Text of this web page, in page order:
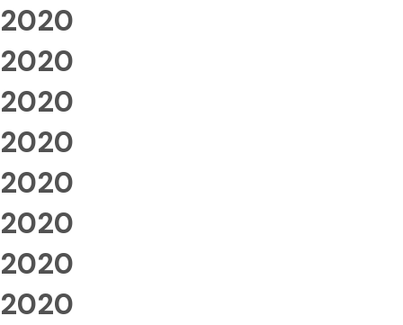
2020
2020
2020
2020
2020
2020
2020
2020